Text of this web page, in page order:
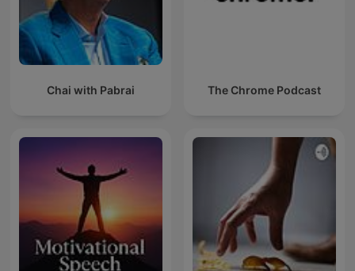
Chai with Pabrai The Chrome Podcast